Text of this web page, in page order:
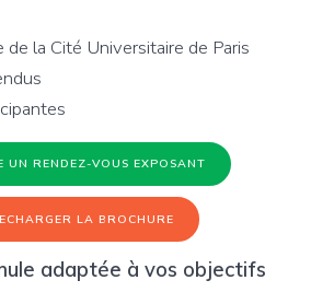
la Cité Universitaire de Paris
UN RENDEZ-VOUS EXPOSANT
LA BROCHURE
adaptée à vos objectifs